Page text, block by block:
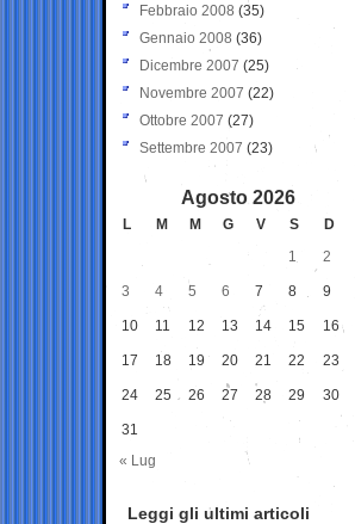
Febbraio 2008 (35)
Gennaio 2008 (36)
Dicembre 2007 (25)
Novembre 2007 (22)
Ottobre 2007 (27)
Settembre 2007 (23)
Agosto 2026
L M M G V S
D
1
2
3 4 5 6 7 8 9
10 11 12 13 14 15 16
17 18 19 20 21 22 23
24 25 26 27 28 29 30
31
« Lug
Leggi gli ultimi articoli